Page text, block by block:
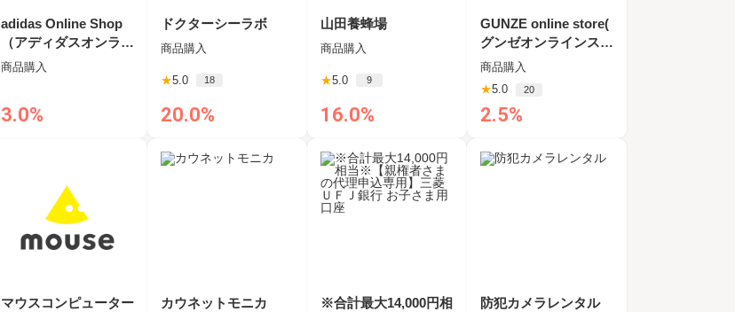
adidas Online Shop
（アディダスオンライ
ンショップ）
商品購入
3.0%
ドクターシーラボ
商品購入
★5.0 18
20.0%
山田養蜂場
商品購入
★5.0 9
16.0%
GUNZE online store(
グンゼオンラインスト
ア）
商品購入
★5.0 20
2.5%
マウスコンピューター カウネットモニカ
※合計最大14,000円相
防犯カメラレンタル